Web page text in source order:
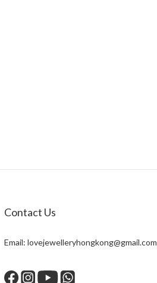
Contact Us
Email: lovejewelleryhongkong@gmail.com